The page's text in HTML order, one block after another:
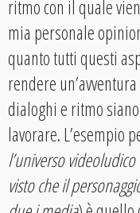
ritmo con il quale
mia personale
quanto tutti questi
rendere
dialoghi e ritmo
lavorare. L’esempio
l’universo
visto che il